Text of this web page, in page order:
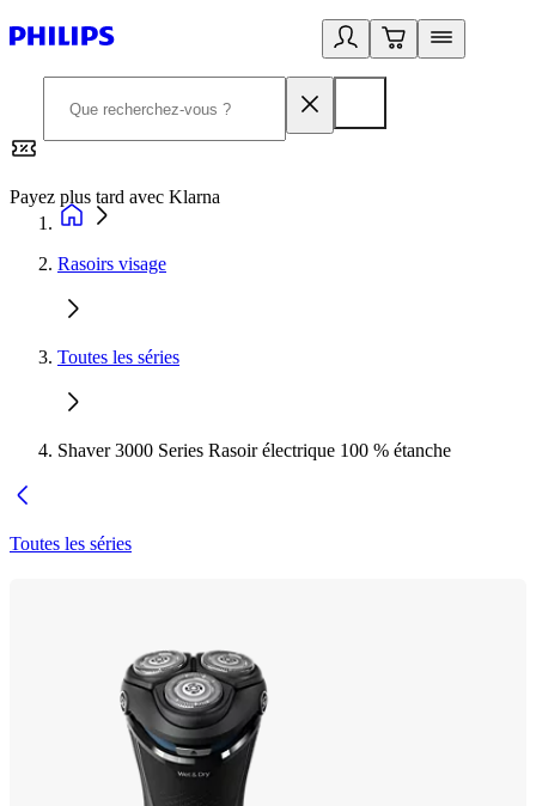
Payez plus tard avec Klarna
Rasoirs visage
Toutes les séries
Shaver 3000 Series Rasoir électrique 100 % étanche
Toutes les séries